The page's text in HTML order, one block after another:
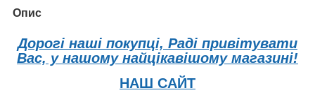
Опис
Дорогі наші покупці, Раді привітувати
Вас, у нашому найцікавішому магазині!
НАШ САЙТ